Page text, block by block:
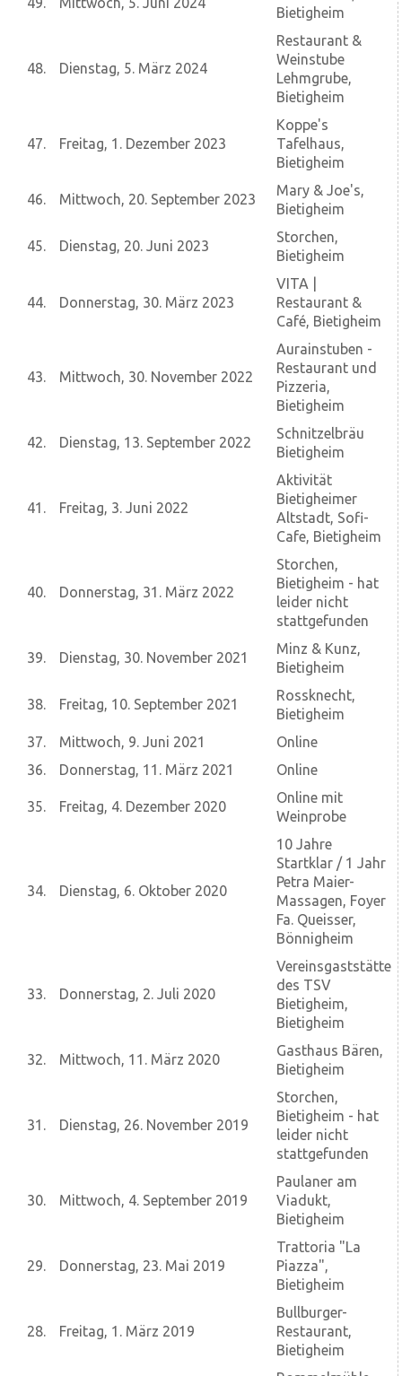
Bietigheim
48. Dienstag, 5. März 2024
Restaurant &
Weinstube
Lehmgrube,
Bietigheim
47. Freitag, 1. Dezember 2023
Koppe's
Tafelhaus,
Bietigheim
46. Mittwoch, 20. September 2023
Mary & Joe's,
Bietigheim
45. Dienstag, 20. Juni 2023
Storchen,
Bietigheim
44. Donnerstag, 30. März 2023
VITA |
Restaurant &
Café, Bietigheim
43. Mittwoch, 30. November 2022
Aurainstuben -
Restaurant und
Pizzeria,
Bietigheim
42. Dienstag, 13. September 2022
Schnitzelbräu
Bietigheim
41. Freitag, 3. Juni 2022
Aktivität
Bietigheimer
Altstadt, Sofi-
Cafe, Bietigheim
40. Donnerstag, 31. März 2022
Storchen,
Bietigheim - hat
leider nicht
stattgefunden
39. Dienstag, 30. November 2021
Minz & Kunz,
Bietigheim
38. Freitag, 10. September 2021
Rossknecht,
Bietigheim
37.
Mittwoch, 9. Juni 2021
Online
36.
Donnerstag, 11. März 2021 Online
35. Freitag, 4. Dezember 2020
Online mit
Weinprobe
34. Dienstag, 6. Oktober 2020
10 Jahre
Startklar / 1 Jahr
Petra Maier-
Massagen, Foyer
Fa. Queisser,
Bönnigheim
33. Donnerstag, 2. Juli 2020
Vereinsgaststätte
des TSV
Bietigheim,
Bietigheim
32. Mittwoch, 11. März 2020
Gasthaus Bären,
Bietigheim
31. Dienstag, 26. November 2019
Storchen,
Bietigheim - hat
leider nicht
stattgefunden
30. Mittwoch, 4. September 2019
Paulaner am
Viadukt,
Bietigheim
29. Donnerstag, 23. Mai 2019
Trattoria "La
Piazza",
Bietigheim
28. Freitag, 1. März 2019
Bullburger-
Restaurant,
Bietigheim